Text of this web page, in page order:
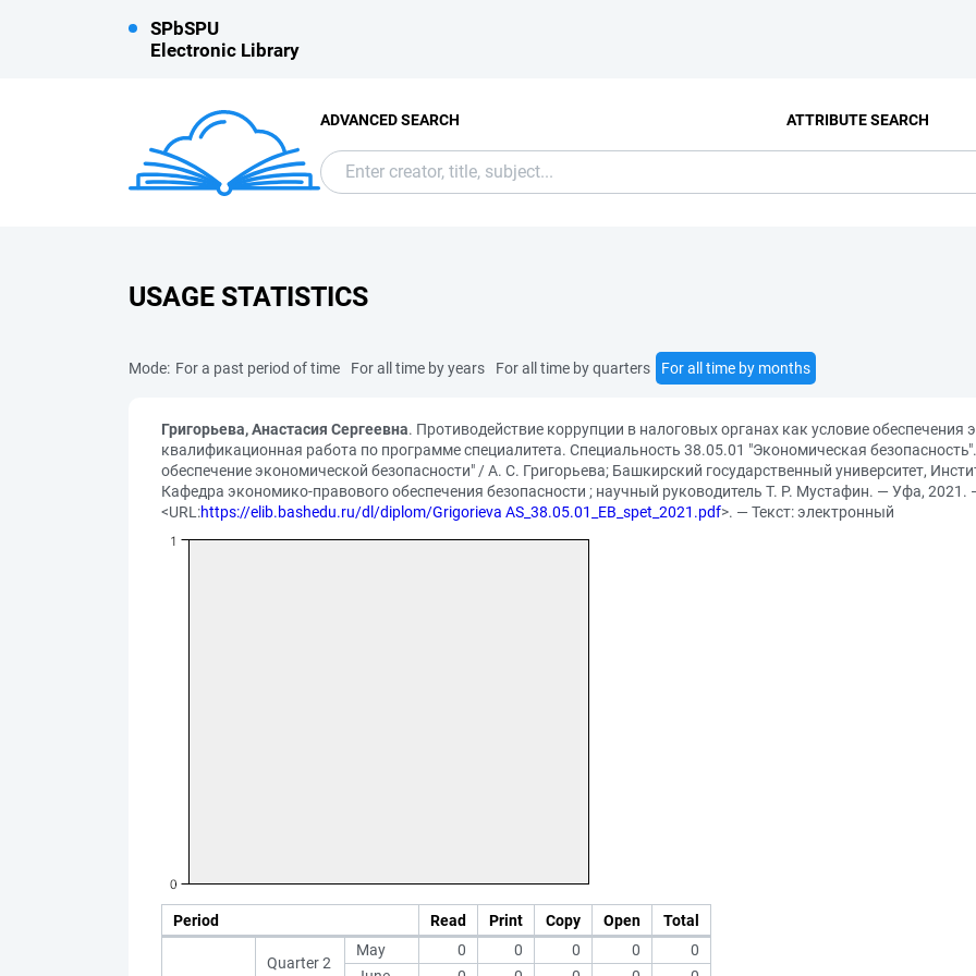
SPbSPU
Electronic Library
ADVANCED SEARCH ATTRIBUTE SEARCH
USAGE STATISTICS
Mode: For a past period of time For all time by years For all time by quarters For all time by months
Григорьева, Анастасия Сергеевна. Противодействие коррупции в налоговых органах как условие
квалификационная работа по программе специалитета. Специальность 38.05.01 "Экономическая
обеспечение экономической безопасности" / А. С. Григорьева; Башкирский государственный университет,
Кафедра экономико-правового обеспечения безопасности ; научный руководитель Т. Р. Мустафин. — Уфа, 2021.
<URL:https://elib.bashedu.ru/dl/diplom/Grigorieva AS_38.05.01_EB_spet_2021.pdf>. — Текст: электронный
Period Read Print Copy Open Total
Quarter 2
May 0 0 0 0
0